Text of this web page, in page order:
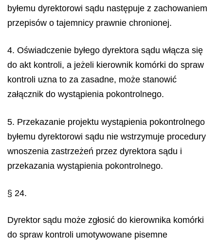
byłemu dyrektorowi sądu następuje z zachowaniem
przepisów o tajemnicy prawnie chronionej.
4. Oświadczenie byłego dyrektora sądu włącza się
do akt kontroli, a jeżeli kierownik komórki do spraw
kontroli uzna to za zasadne, może stanowić
załącznik do wystąpienia pokontrolnego.
5. Przekazanie projektu wystąpienia pokontrolnego
byłemu dyrektorowi sądu nie wstrzymuje procedury
wnoszenia zastrzeżeń przez dyrektora sądu i
przekazania wystąpienia pokontrolnego.
§ 24.
Dyrektor sądu może zgłosić do kierownika komórki
do spraw kontroli umotywowane pisemne